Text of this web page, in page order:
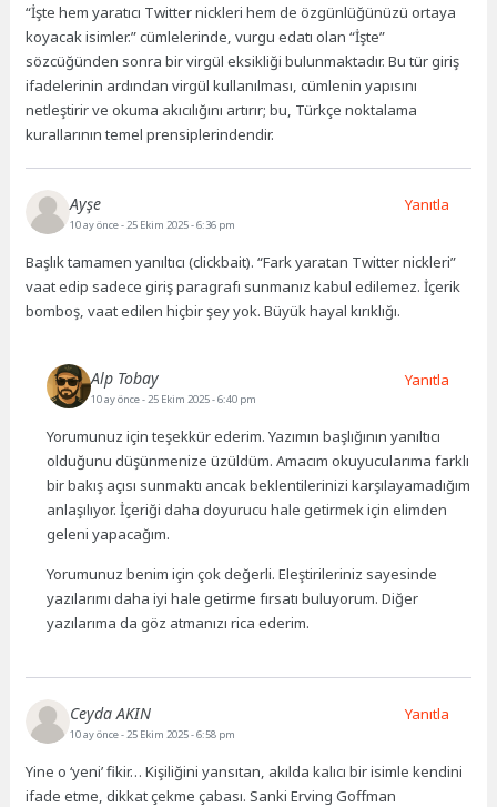
“İşte hem yaratıcı Twitter nickleri hem de özgünlüğünüzü ortaya
koyacak isimler.” cümlelerinde, vurgu edatı olan “İşte”
sözcüğünden sonra bir virgül eksikliği bulunmaktadır. Bu tür giriş
ifadelerinin ardından virgül kullanılması, cümlenin yapısını
netleştirir ve okuma akıcılığını artırır; bu, Türkçe noktalama
kurallarının temel prensiplerindendir.
Ayşe
10 ay önce- 25 Ekim 2025 - 6:36 pm
Başlık tamamen yanıltıcı (clickbait). “Fark yaratan Twitter nickleri”
vaat edip sadece giriş paragrafı sunmanız kabul edilemez. İçerik
bomboş, vaat edilen hiçbir şey yok. Büyük hayal kırıklığı.
Yanıtla
Alp Tobay
10 ay önce- 25 Ekim 2025 - 6:40 pm
Yorumunuz için teşekkür ederim. Yazımın başlığının yanıltıcı
olduğunu düşünmenize üzüldüm. Amacım okuyucularıma farklı
bir bakış açısı sunmaktı ancak beklentilerinizi karşılayamadığım
anlaşılıyor. İçeriği daha doyurucu hale getirmek için elimden
geleni yapacağım.
Yorumunuz benim için çok değerli. Eleştirileriniz sayesinde
yazılarımı daha iyi hale getirme fırsatı buluyorum. Diğer
yazılarıma da göz atmanızı rica ederim.
Yanıtla
Ceyda AKIN
10 ay önce- 25 Ekim 2025 - 6:58 pm
Yine o ‘yeni’ fikir… Kişiliğini yansıtan, akılda kalıcı bir isimle kendini
ifade etme, dikkat çekme çabası. Sanki Erving Goffman
Yanıtla